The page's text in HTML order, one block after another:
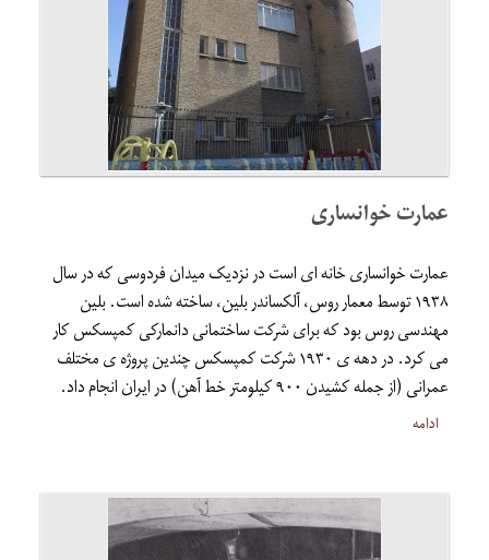
عمارت خوانساری
عمارت خوانساری خانه ای است در نزدیک میدان فردوسی که در سال
۱۹۳۸ توسط معمار روس، آلکساندر بلین، ساخته شده است. بلین
مهندسی روس بود که برای شرکت ساختمانی دانمارکی کمپسکس کار
می کرد. در دهه ی ۱۹۳۰ شرکت کمپسکس چندین پروژه ی مختلف
عمرانی (از جمله کشیدن ۹۰۰ کیلومتر خط آهن) در ایران انجام داد.
ادامه